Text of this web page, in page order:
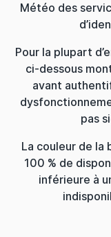
Météo des
Pour la plupart
ci-dessous
avant
pas
La couleur de la
100 % de
inférieure à